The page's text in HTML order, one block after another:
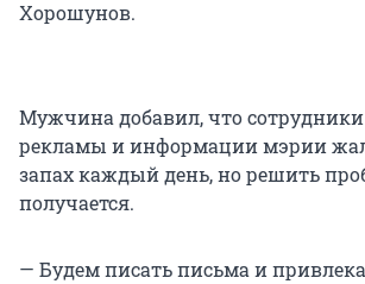
Хорошунов.
Мужчина добавил, что
рекламы и информации мэрии
запах каждый день, но решить
получается.
— Будем писать письма и